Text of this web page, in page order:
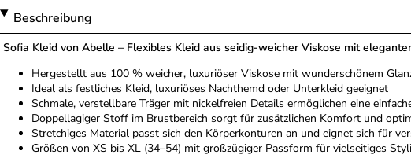
Beschreibung
Sofia Kleid von Abelle – Flexibles Kleid aus seidig-weicher Viskose mit
Hergestellt aus 100 % weicher, luxuriöser Viskose mit wunderschönem
Ideal als festliches Kleid, luxuriöses Nachthemd oder Unterkleid geeignet
Schmale, verstellbare Träger mit nickelfreien Details ermöglichen eine
Doppellagiger Stoff im Brustbereich sorgt für zusätzlichen Komfort und
Stretchiges Material passt sich den Körperkonturen an und eignet sich für
Größen von XS bis XL (34–54) mit großzügiger Passform für vielseitiges